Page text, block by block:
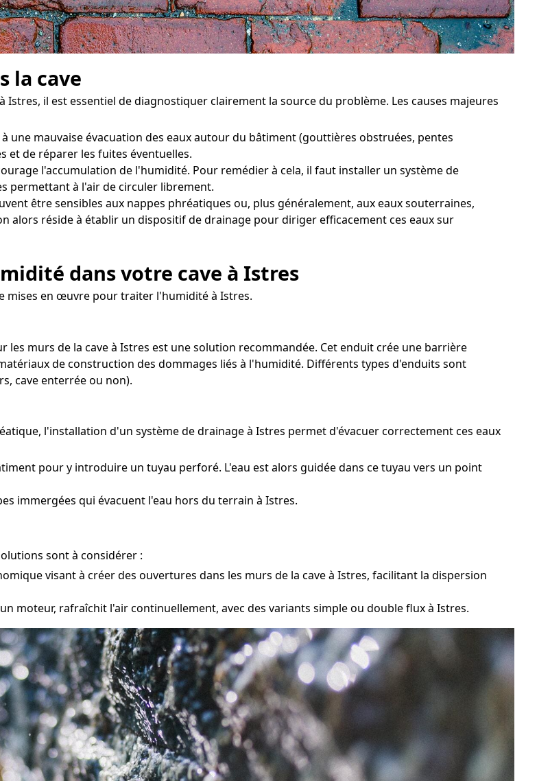
la cave
il est essentiel de diagnostiquer clairement la source du problème. Les causes majeures
une mauvaise évacuation des eaux autour du bâtiment (gouttières obstruées, pentes
et de réparer les fuites éventuelles.
l'accumulation de l'humidité. Pour remédier à cela, il faut installer un système de
permettant à l'air de circuler librement.
être sensibles aux nappes phréatiques ou, plus généralement, aux eaux souterraines,
alors réside à établir un dispositif de drainage pour diriger efficacement ces eaux sur
dans votre cave à Istres
mises en œuvre pour traiter l'humidité à Istres.
murs de la cave à Istres est une solution recommandée. Cet enduit crée une barrière
de construction des dommages liés à l'humidité. Différents types d'enduits sont
cave enterrée ou non).
l'installation d'un système de drainage à Istres permet d'évacuer correctement ces eaux
pour y introduire un tuyau perforé. L'eau est alors guidée dans ce tuyau vers un point
immergées qui évacuent l'eau hors du terrain à Istres.
sont à considérer :
visant à créer des ouvertures dans les murs de la cave à Istres, facilitant la dispersion
moteur, rafraîchit l'air continuellement, avec des variants simple ou double flux à Istres.